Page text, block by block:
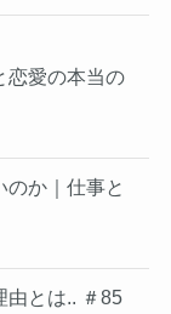
恋愛の本当の
のか｜仕事と
由とは.. ＃85